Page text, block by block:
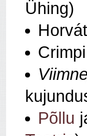
Ühing)
Crimpi
Põllu